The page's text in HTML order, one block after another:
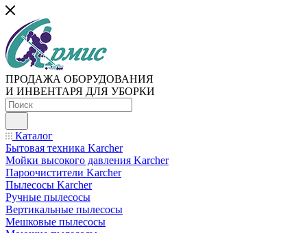
ПРОДАЖА ОБОРУДОВАНИЯ
И ИНВЕНТАРЯ ДЛЯ УБОРКИ
Каталог
Бытовая техника Karcher
Мойки высокого давления Karcher
Пароочистители Karcher
Пылесосы Karcher
Ручные пылесосы
Вертикальные пылесосы
Мешковые пылесосы